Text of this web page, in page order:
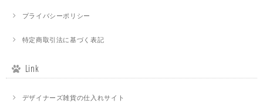
プライバシーポリシー
特定商取引法に基づく表記
Link
デザイナーズ雑貨の仕入れサイト